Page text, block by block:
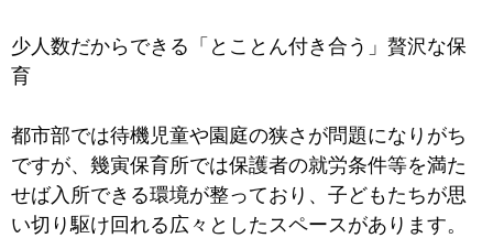
少人数だからできる「とことん付き合う」贅沢な保
育
都市部では待機児童や園庭の狭さが問題になりがち
ですが、幾寅保育所では保護者の就労条件等を満た
せば入所できる環境が整っており、子どもたちが思
い切り駆け回れる広々としたスペースがあります。